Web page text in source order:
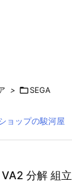
> SEGA
分解 組立